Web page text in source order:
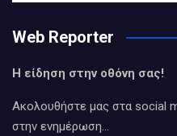
Web Reporter
Η είδηση στην οθόνη σας!
Ακολουθήστε μας στα social
στην ενημέρωση…